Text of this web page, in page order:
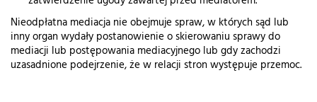
Nieodpłatna mediacja nie obejmuje spraw, w których sąd lub
inny organ wydały postanowienie o skierowaniu sprawy do
mediacji lub postępowania mediacyjnego lub gdy zachodzi
uzasadnione podejrzenie, że w relacji stron występuje przemoc.